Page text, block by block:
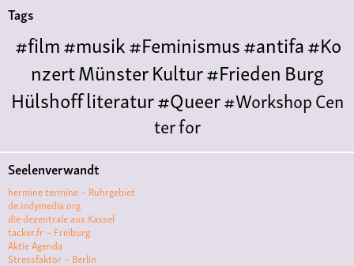
Tags
#film#musik#Feminismus#antifa#Ko
nzertMünsterKultur#FriedenBurg
Hülshoffliteratur#Queer#WorkshopCen
ter for
LiteraturePolyamoriePolytreff#liveEthische
MonogamiePolyamorietreff
azz#vortragantifa
mitismus
Seelenverwandt
hermine termine – Ruhrgebiet
de.indymedia.org
die dezentrale aus Kassel
tacker.fr – Freiburg
Aktie Agenda
Stressfaktor – Berlin